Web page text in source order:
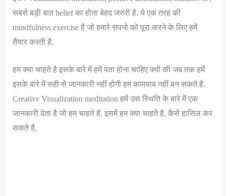
सबसे बड़ी बात belief का होना बेहद जरुरी है. ये एक तरह की
mindfulness exercise है जो हमारे सपनो को पूरा करने के लिए हमें
तैयार करती है.
हम क्या चाहते है इसके बारे में हमें पता होना चाहिए क्यों की जब तक हमें
इसके बारे में सही से जानकारी नहीं होगी हम कामयाब नहीं बन सकते है.
Creative Visualization meditation हमें उस स्थिति के बारे में एक
जानकारी देता है जो हम चाहते है. इसमें हम क्या चाहते है, कैसे हासिल कर
सकते है,